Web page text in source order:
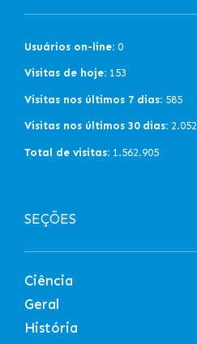
Usuários on-line: 0
Visitas de hoje: 153
Visitas nos últimos 7 dias: 585
Visitas nos últimos 30 dias: 2.052
Total de visitas: 1.562.905
SEÇÕES
Ciência
Geral
História